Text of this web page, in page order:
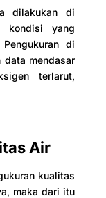
dilakukan di
kondisi yang
di
data mendasar
terlarut,
Air
kualitas
maka dari itu